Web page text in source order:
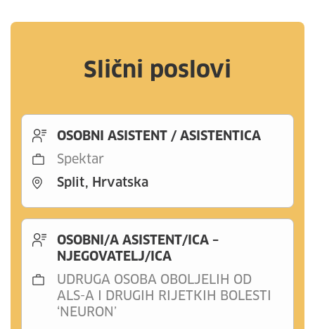
Slični poslovi
OSOBNI ASISTENT / ASISTENTICA
Spektar
Split, Hrvatska
OSOBNI/A ASISTENT/ICA –
NJEGOVATELJ/ICA
UDRUGA OSOBA OBOLJELIH OD
ALS-A I DRUGIH RIJETKIH BOLESTI
‘NEURON’